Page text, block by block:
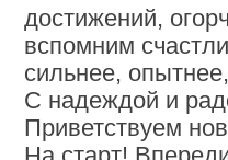
достижений,
вспомним
сильнее,
С надеждой и
Приветствуем